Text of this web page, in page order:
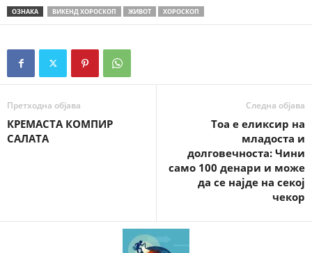
ОЗНАКА ВИКЕНД ХОРОСКОП ЖИВОТ ХОРОСКОП
Претходна објава
КРЕМАСТА КОМПИР
САЛАТА
Следна објава
Тоа е еликсир на
младоста и
долговечноста: Чини
само 100 дeнари и може
да се најде на секој
чекор